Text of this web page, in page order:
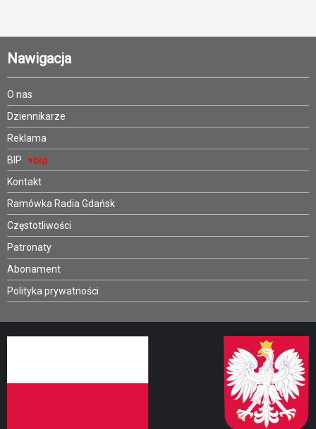
Nawigacja
O nas
Dziennikarze
Reklama
BIP
Kontakt
Ramówka Radia Gdańsk
Częstotliwości
Patronaty
Abonament
Polityka prywatności